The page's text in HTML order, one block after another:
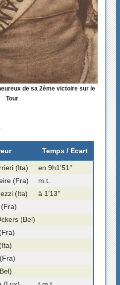
de sa 2ème victoire sur le
Tour
Temps / Ecart
(Ita)
en 9h1’51’’
(Fra)
m.t.
(Ita)
à 1’13’’
(Bel)